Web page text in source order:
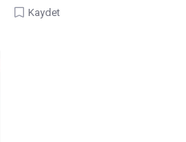
Kaydet